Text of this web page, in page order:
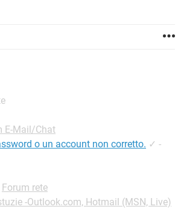
E-Mail/Chat
o un account non corretto. ✓ -
Forum rete
-Outlook.com, Hotmail (MSN, Live)